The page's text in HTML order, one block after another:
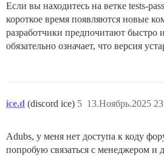
Если вы находитесь на ветке tests-
короткое время появляются новые
разработчики предпочитают быстро
обязательно означает, что версия
ice.d (discord ice) 13.Ноябрь.2025
5
Adubs, у меня нет доступа к коду
попробую связаться с менеджером и